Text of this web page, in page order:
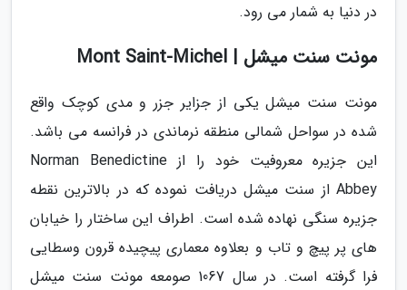
در دنیا به شمار می رود.
مونت سنت میشل | Mont Saint-Michel
مونت سنت میشل یکی از جزایر جزر و مدی کوچک واقع
شده در سواحل شمالی منطقه نرماندی در فرانسه می باشد.
این جزیره معروفیت خود را از Norman Benedictine
Abbey از سنت میشل دریافت نموده که در بالاترین نقطه
جزیره سنگی نهاده شده است. اطراف این ساختار را خیابان
های پر پیچ و تاب و بعلاوه معماری پیچیده قرون وسطایی
فرا گرفته است. در سال 1067 صومعه مونت سنت میشل